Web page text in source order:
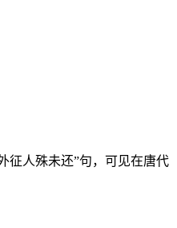
征人殊未还”句，可见在唐代